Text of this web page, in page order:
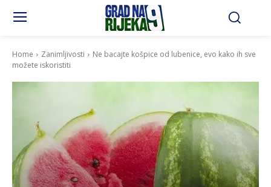
Home Zanimljivosti
Ne bacajte košpice od lubenice, evo kako ih sve
možete iskoristiti